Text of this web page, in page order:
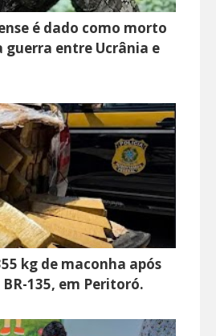
é dado como morto
guerra entre Ucrânia e
kg de maconha após
135, em Peritoró.